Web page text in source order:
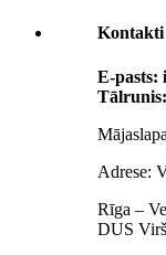
Kontakti
E-pasts:
Tālrunis:
Adrese:
Rīga –
DUS